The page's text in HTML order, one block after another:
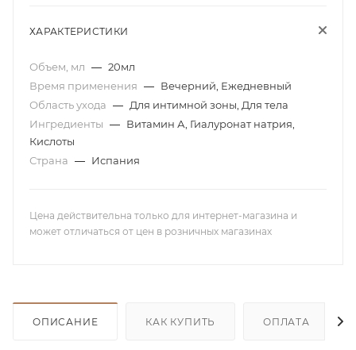
ХАРАКТЕРИСТИКИ
Объем, мл — 20мл
Время применения — Вечерний, Ежедневный
Область ухода — Для интимной зоны, Для тела
Ингредиенты — Витамин А, Гиалуронат натрия,
Кислоты
Страна — Испания
Цена действительна только для интернет-магазина и
может отличаться от цен в розничных магазинах
ОПИСАНИЕ КАК КУПИТЬ ОПЛАТА